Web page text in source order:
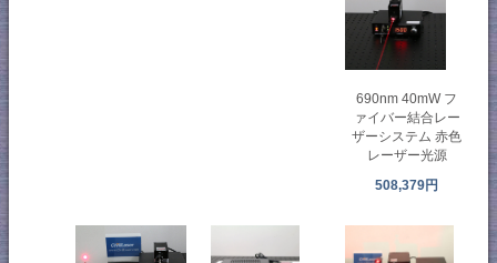
690nm 40mW フ
ァイバー結合レー
ザーシステム 赤色
レーザー光源
508,379円